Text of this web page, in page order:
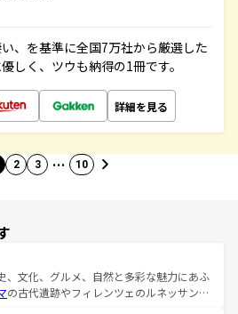
、を基準に全国7万社から厳選した
しく、ツウも納得の1冊です。
詳細を見る
2 3 … 10
、文化、グルメ、自然と多彩な魅力にあふ
の古代遺跡やフィレンツェのルネッサンス